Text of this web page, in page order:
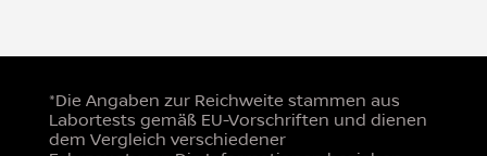
*Die Angaben zur Reichweite stammen aus
Labortests gemäß EU-Vorschriften und dienen
dem Vergleich verschiedener